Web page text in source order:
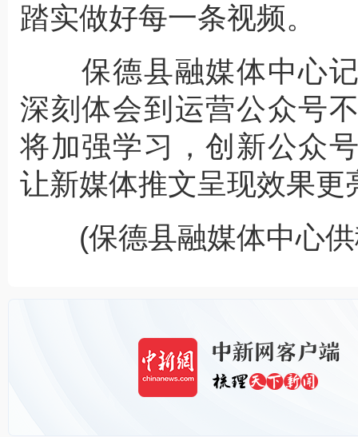
踏实做好每一条视频。
保德县融媒体中心记
深刻体会到运营公众号
将加强学习，创新公众
让新媒体推文呈现效果更
(保德县融媒体中心供